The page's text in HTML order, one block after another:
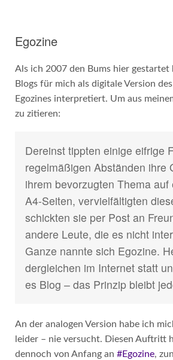
Egozine
Als ich 2007 den Bums hier gestartet
Blogs für mich als digitale Version
Egozines interpretiert. Um aus
zu zitieren:
Dereinst tippten einige eifrige
regelmäßigen Abständen ihre
ihrem bevorzugten Thema auf
A4-Seiten, vervielfältigten
schickten sie per Post an
andere Leute, die es nicht
Ganze nannte sich Egozine.
dergleichen im Internet statt
es Blog – das Prinzip bleibt
An der analogen Version habe ich
leider – nie versucht. Diesen Auftritt
dennoch von Anfang an #Egozine,